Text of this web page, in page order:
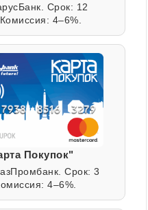
Срок: 12
4–6%.
Покупок"
Срок: 3
4–6%.